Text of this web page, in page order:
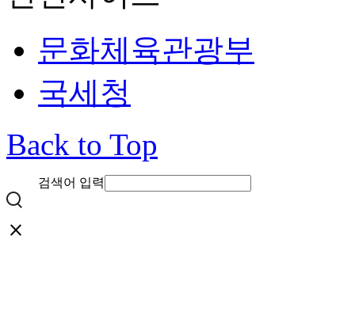
문화체육관광부
국세청
Back to Top
검색어 입력
close